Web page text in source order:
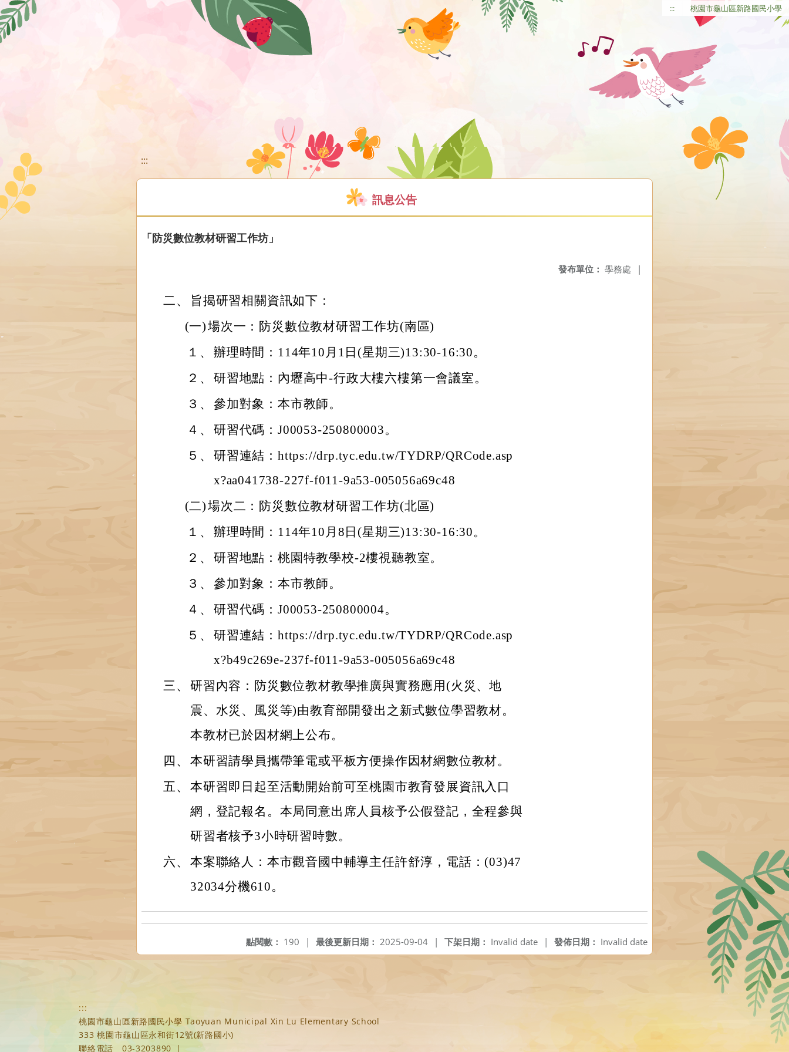
移至網頁之主要內容區位置 ::: 桃園市龜山區新路國民小學
:::
訊息公告
「防災數位教材研習工作坊」
發布單位： 學務處 |
二、
旨揭研習相關資訊如下：
(一)場次一：防災數位教材研習工作坊(南區)
１、 辦理時間：114年10月1日(星期三)13:30-16:30。
２、 研習地點：內壢高中-行政大樓六樓第一會議室。
３、 參加對象：本市教師。
４、 研習代碼：J00053-250800003。
５、 研習連結：https://drp.tyc.edu.tw/TYDRP/QRCode.asp
x?aa041738-227f-f011-9a53-005056a69c48
(二)場次二：防災數位教材研習工作坊(北區)
１、 辦理時間：114年10月8日(星期三)13:30-16:30。
２、 研習地點：桃園特教學校-2樓視聽教室。
３、 參加對象：本市教師。
４、 研習代碼：J00053-250800004。
５、 研習連結：https://drp.tyc.edu.tw/TYDRP/QRCode.asp
x?b49c269e-237f-f011-9a53-005056a69c48
三、 研習內容：防災數位教材教學推廣與實務應用(火災、地
震、水災、風災等)由教育部開發出之新式數位學習教材。
本教材已於因材網上公布。
四、 本研習請學員攜帶筆電或平板方便操作因材網數位教材。
五、 本研習即日起至活動開始前可至桃園市教育發展資訊入口
網，登記報名。本局同意出席人員核予公假登記，全程參與
研習者核予3小時研習時數。
六、 本案聯絡人：本市觀音國中輔導主任許舒淳，電話：(03)47
32034分機610。
發佈日期： Invalid date
下架日期： Invalid date |
最後更新日期： 2025-09-04 |
點閱數： 190 |
:::
桃園市龜山區新路國民小學 Taoyuan Municipal Xin Lu Elementary School
333 桃園市龜山區永和街12號(新路國小)
聯絡電話
03-3203890 |